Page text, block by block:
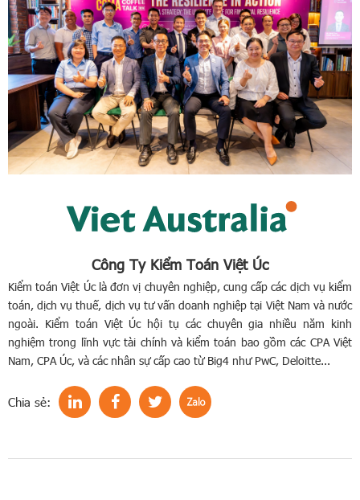
Công Ty Kiểm Toán Việt Úc
Kiểm toán Việt Úc là đơn vị chuyên nghiệp, cung cấp các dịch vụ kiểm
toán, dịch vụ thuế, dịch vụ tư vấn doanh nghiệp tại Việt Nam và nước
ngoài. Kiểm toán Việt Úc hội tụ các chuyên gia nhiều năm kinh
nghiệm trong lĩnh vực tài chính và kiểm toán bao gồm các CPA Việt
Nam, CPA Úc, và các nhân sự cấp cao từ Big4 như PwC, Deloitte...
Chia sẻ: